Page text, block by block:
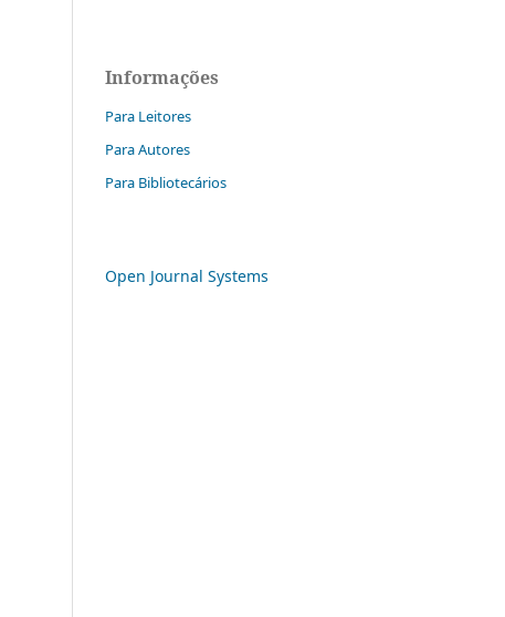
Informações
Para Leitores
Para Autores
Para Bibliotecários
Open Journal Systems